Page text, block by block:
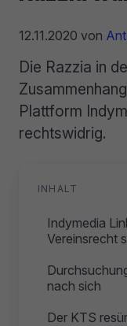
12.11.2020 von
Die Razzia in
Plattform
rechtswidrig.
INHALT
Indymedia
Vereinsrecht
nach sich
Der KTS